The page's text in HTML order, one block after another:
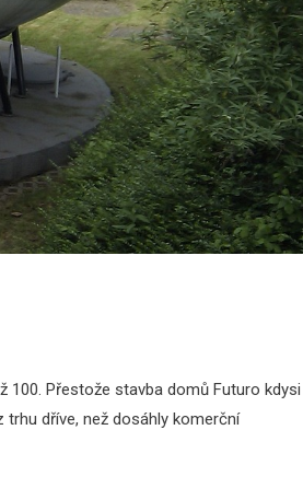
100. Přestože stavba domů Futuro kdysi
dříve, než dosáhly komerční